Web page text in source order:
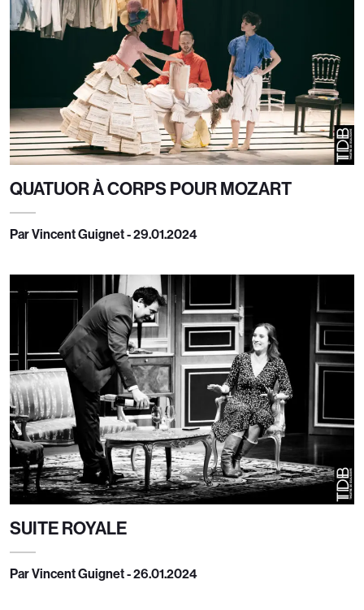
QUATUOR À CORPS POUR MOZART
Par Vincent Guignet - 29.01.2024
SUITE ROYALE
Par Vincent Guignet - 26.01.2024